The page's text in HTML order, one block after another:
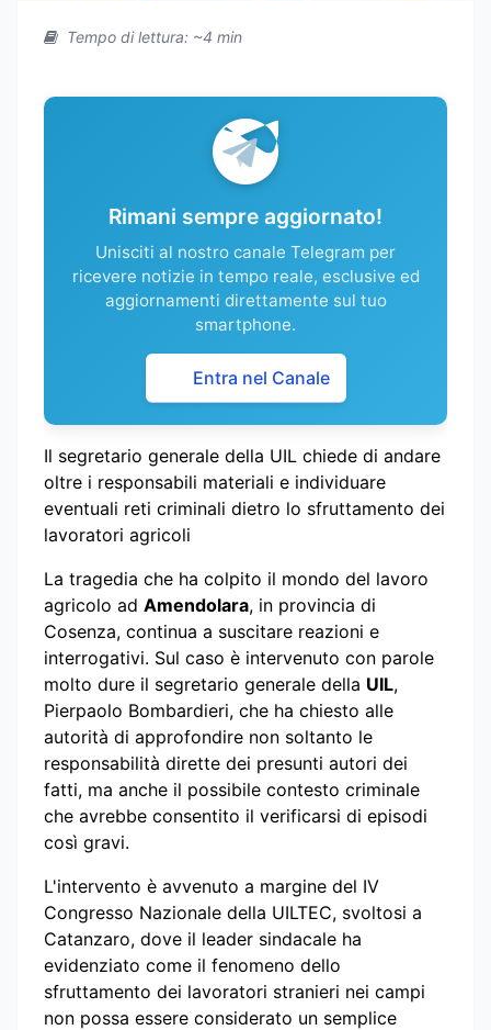
Tempo di lettura: ~4 min
Rimani sempre aggiornato!
Unisciti al nostro canale Telegram per
ricevere notizie in tempo reale, esclusive ed
aggiornamenti direttamente sul tuo
smartphone.
Entra nel Canale
Il segretario generale della UIL chiede di andare
oltre i responsabili materiali e individuare
eventuali reti criminali dietro lo sfruttamento dei
lavoratori agricoli
La tragedia che ha colpito il mondo del lavoro
agricolo ad Amendolara, in provincia di
Cosenza, continua a suscitare reazioni e
interrogativi. Sul caso è intervenuto con parole
molto dure il segretario generale della UIL,
Pierpaolo Bombardieri, che ha chiesto alle
autorità di approfondire non soltanto le
responsabilità dirette dei presunti autori dei
fatti, ma anche il possibile contesto criminale
che avrebbe consentito il verificarsi di episodi
così gravi.
L'intervento è avvenuto a margine del IV
Congresso Nazionale della UILTEC, svoltosi a
Catanzaro, dove il leader sindacale ha
evidenziato come il fenomeno dello
sfruttamento dei lavoratori stranieri nei campi
non possa essere considerato un semplice